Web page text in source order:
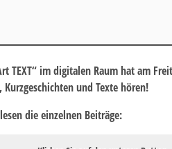
TEXT“ im digitalen Raum hat am
und Texte hören!
die einzelnen Beiträge: